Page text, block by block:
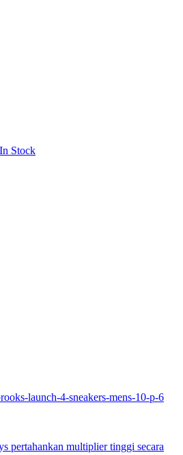
Stock
launch-4-sneakers-mens-10-p-6
pertahankan multiplier tinggi secara